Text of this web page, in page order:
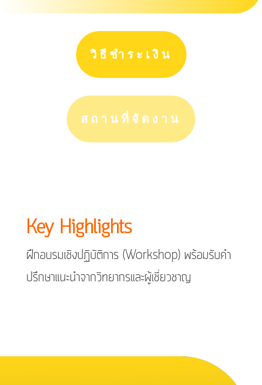
วิธีชำระเงิน
สถานที่จัดงาน
Key Highlights
ฝึกอบรมเชิงปฏิบัติการ (Workshop) พร้อมรับคำ
ปรึกษาแนะนำจากวิทยากรและผู้เชี่ยวชาญ